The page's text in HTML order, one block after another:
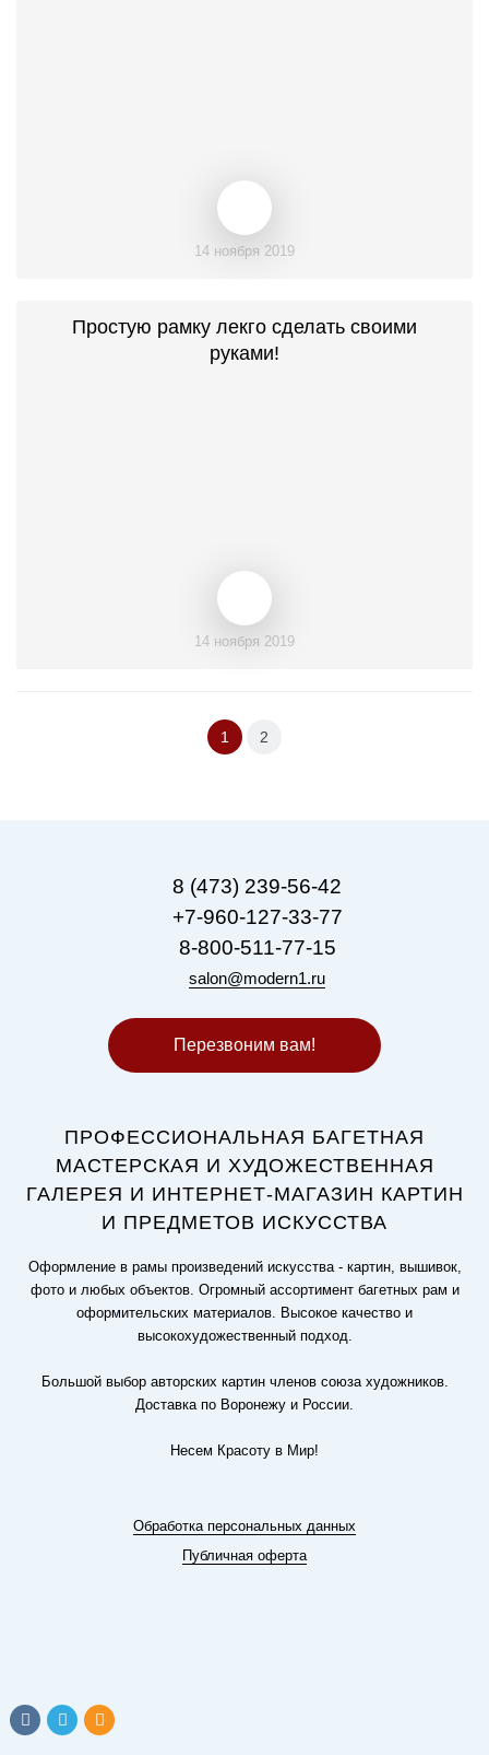
14 ноября 2019
Простую рамку лекго сделать своими
руками!
14 ноября 2019
1 2
8 (473) 239-56-42
+7-960-127-33-77
8-800-511-77-15
salon@modern1.ru
Перезвоним вам!
ПРОФЕССИОНАЛЬНАЯ БАГЕТНАЯ
МАСТЕРСКАЯ И ХУДОЖЕСТВЕННАЯ
ГАЛЕРЕЯ И ИНТЕРНЕТ-МАГАЗИН КАРТИН
И ПРЕДМЕТОВ ИСКУССТВА
Оформление в рамы произведений искусства - картин, вышивок,
фото и любых объектов. Огромный ассортимент багетных рам и
оформительских материалов. Высокое качество и
высокохудожественный подход.
Большой выбор авторских картин членов союза художников.
Доставка по Воронежу и России.
Несем Красоту в Мир!
Обработка персональных данных
Публичная оферта